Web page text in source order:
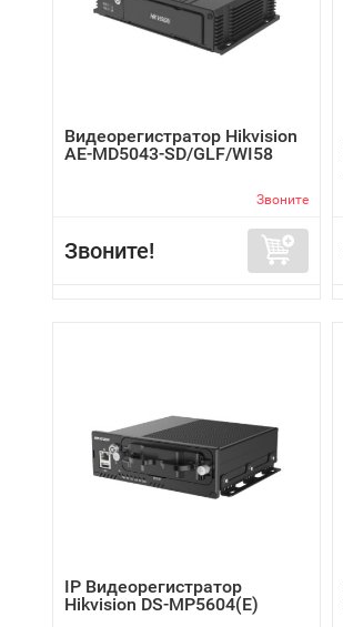
Видеорегистратор Hikvision
AE-MD5043-SD/GLF/WI58
Звоните
Звоните!
IP Видеорегистратор
Hikvision DS-MP5604(E)